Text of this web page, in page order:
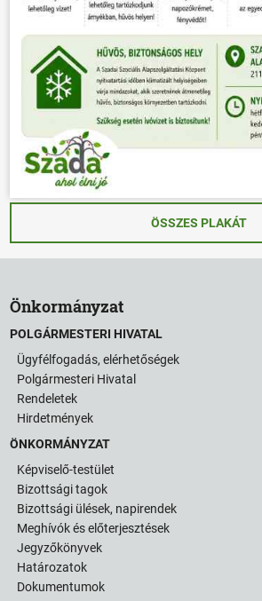
ÖSSZES PLAKÁT
Önkormányzat
POLGÁRMESTERI HIVATAL
Ügyfélfogadás, elérhetőségek
Polgármesteri Hivatal
Rendeletek
Hirdetmények
ÖNKORMÁNYZAT
Képviselő-testület
Bizottsági tagok
Bizottsági ülések, napirendek
Meghívók és előterjesztések
Jegyzőkönyvek
Határozatok
Dokumentumok